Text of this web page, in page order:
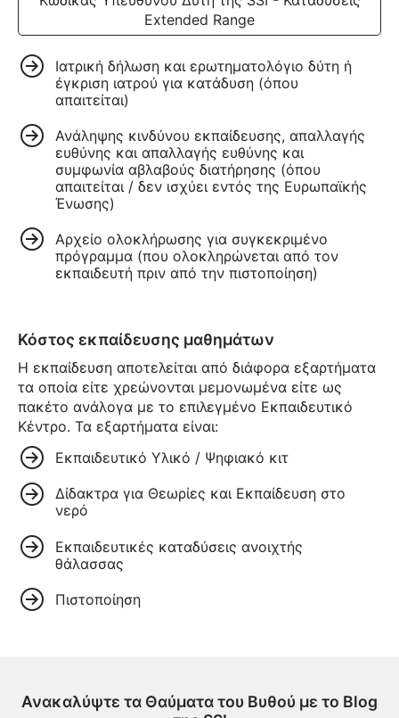
Extended Range
Ιατρική δήλωση και ερωτηματολόγιο δύτη ή
έγκριση ιατρού για κατάδυση (όπου
απαιτείται)
Ανάληψης κινδύνου εκπαίδευσης, απαλλαγής
ευθύνης και απαλλαγής ευθύνης και
συμφωνία αβλαβούς διατήρησης (όπου
απαιτείται / δεν ισχύει εντός της Ευρωπαϊκής
Ένωσης)
Αρχείο ολοκλήρωσης για συγκεκριμένο
πρόγραμμα (που ολοκληρώνεται από τον
εκπαιδευτή πριν από την πιστοποίηση)
Κόστος εκπαίδευσης μαθημάτων
Η εκπαίδευση αποτελείται από διάφορα εξαρτήματα
τα οποία είτε χρεώνονται μεμονωμένα είτε ως
πακέτο ανάλογα με το επιλεγμένο Εκπαιδευτικό
Κέντρο. Τα εξαρτήματα είναι:
Εκπαιδευτικό Υλικό / Ψηφιακό κιτ
Δίδακτρα για Θεωρίες και Εκπαίδευση στο
νερό
Εκπαιδευτικές καταδύσεις ανοιχτής
θάλασσας
Πιστοποίηση
Ανακαλύψτε τα Θαύματα του Βυθού με το Blog